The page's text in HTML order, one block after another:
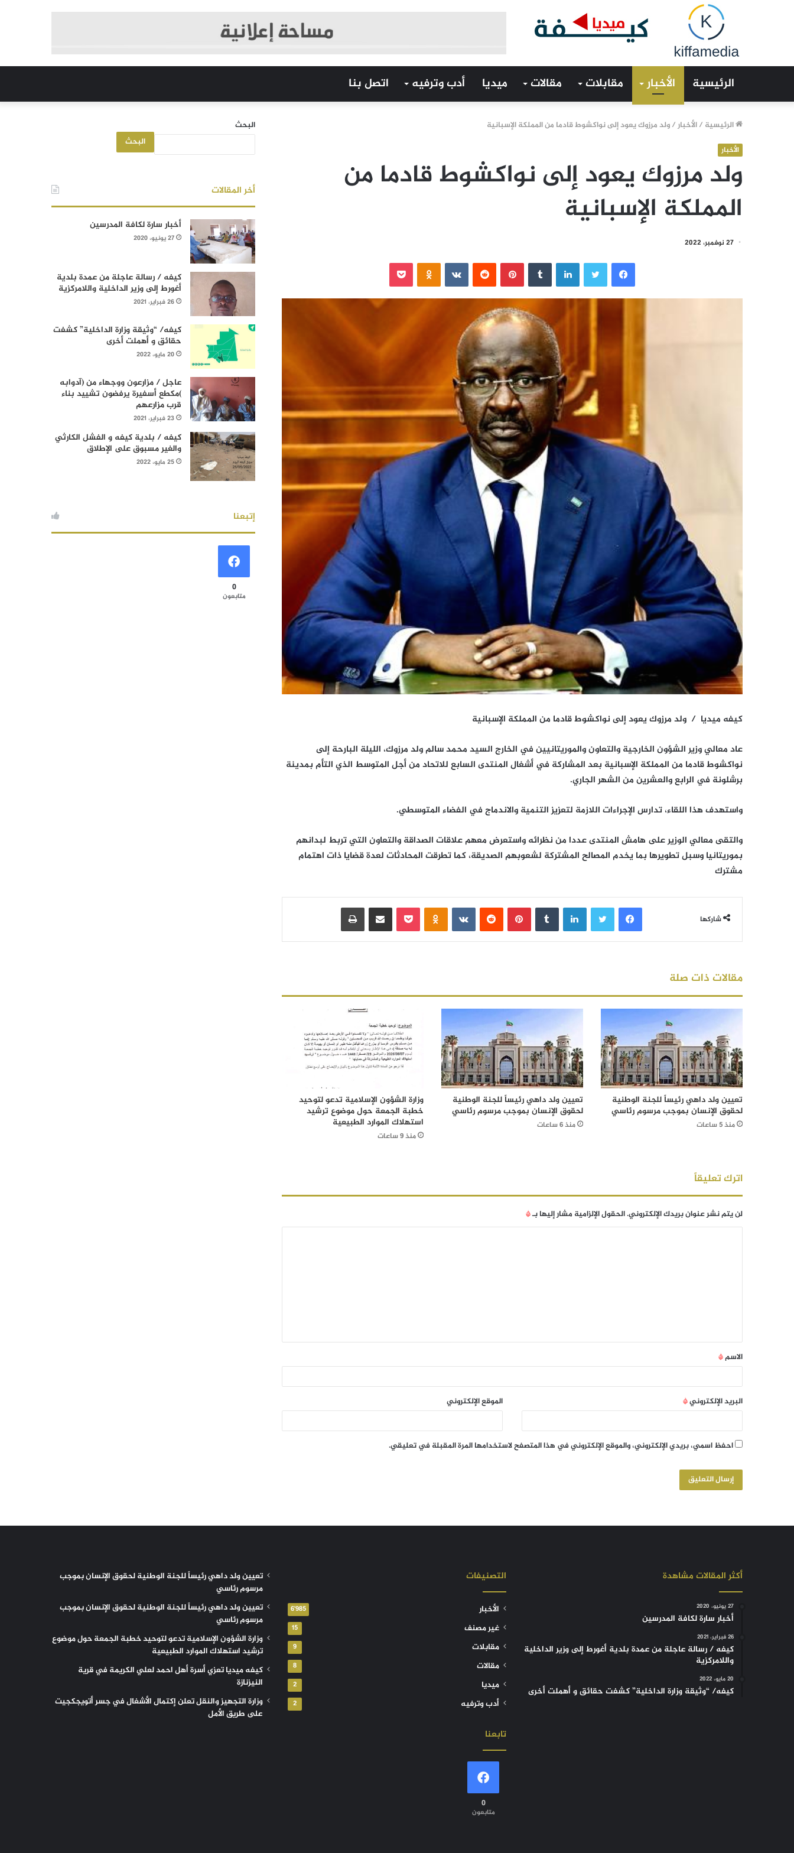
الرئيسية الأخبار مقابلات مقالات ميديا أدب وترفيه اتصل بنا
الرئيسية /الأخبار/ولد مرزوك يعود إلى نواكشوط قادما من المملكة الإسبانية
الأخبار
ولد مرزوك يعود إلى نواكشوط قادما من
المملكة الإسبانية
27 نوفمبر، 2022
فيسبوك لينكدإن بينتيريست
كيفه ميديا / ولد مرزوك يعود إلى نواكشوط قادما من المملكة الإسبانية
عاد معالي وزير الشؤون الخارجية والتعاون والموريتانيين في الخارج السيد محمد سالم ولد مرزوك، الليلة البارحة إلى
نواكشوط قادما من المملكة الإسبانية بعد المشاركة في أشغال المنتدى السابع للاتحاد من أجل المتوسط الذي التأم بمدينة
برشلونة في الرابع والعشرين من الشهر الجاري.
واستهدف هذا اللقاء، تدارس الإجراءات اللازمة لتعزيز التنمية والاندماج في الفضاء المتوسطي.
والتقى معالي الوزير على هامش المنتدى عددا من نظرائه واستعرض معهم علاقات الصداقة والتعاون التي تربط لبدانهم
بموريتانيا وسبل تطويرها بما يخدم المصالح المشتركة لشعوبهم الصديقة، كما تطرقت المحادثات لعدة قضايا ذات اهتمام
مشترك
شاركها
فيسبوك لينكدإن بينتيريست بوكيت مشاركة عبر البريد
مقالات ذات صلة
تعيين ولد داهي رئيساً للجنة الوطنية
لحقوق الإنسان بموجب مرسوم رئاسي
منذ 5 ساعات
تعيين ولد داهي رئيساً للجنة الوطنية
لحقوق الإنسان بموجب مرسوم رئاسي
منذ 6 ساعات
وزارة الشؤون الإسلامية تدعو لتوحيد
خطبة الجمعة حول موضوع ترشيد
استهلاك الموارد الطبيعية
منذ 9 ساعات
اترك تعليقاً
لن يتم نشر عنوان بريدك الإلكتروني.الحقول الإلزامية مشار إليها بـ*
الاسم*
البريد الإلكتروني* الموقع الإلكتروني
احفظ اسمي، بريدي الإلكتروني، والموقع الإلكتروني في هذا المتصفح لاستخدامها المرة المقبلة في تعليقي.
البحث
البحث
أخر المقالات
أخبار سارة لكافة المدرسين
27 يونيو، 2020
كيفه / رسالة عاجلة من عمدة بلدية
أغورط إلى وزير الداخلية واللامركزية
26 فبراير، 2021
كيفه/ “وثيقة وزارة الداخلية” كشفت
حقائق و أهملت أخرى
20 مايو، 2022
عاجل / مزارعون ووجهاء من (آدوابه
)مكطع أسفيرة يرفضون تشييد بناء
قرب مزارعهم
23 فبراير، 2021
كيفه / بلدية كيفه و الفشل الكارثي
والغير مسبوق على الإطلاق
25 مايو، 2022
إتبعنا
0
متابعون
أكثر المقالات مشاهدة
27 يونيو، 2020
أخبار سارة لكافة المدرسين
26 فبراير، 2021
كيفه / رسالة عاجلة من عمدة بلدية أغورط إلى وزير الداخلية
واللامركزية
20 مايو، 2022
كيفه/ “وثيقة وزارة الداخلية” كشفت حقائق و أهملت أخرى
التصنيفات
الأخبار 6٬985
غير مصنف 15
مقابلات 9
مقالات 8
ميديا 2
أدب وترفيه 2
تابعنا
0
متابعون
تعيين ولد داهي رئيساً للجنة الوطنية لحقوق الإنسان بموجب
مرسوم رئاسي
تعيين ولد داهي رئيساً للجنة الوطنية لحقوق الإنسان بموجب
مرسوم رئاسي
وزارة الشؤون الإسلامية تدعو لتوحيد خطبة الجمعة حول موضوع
ترشيد استهلاك الموارد الطبيعية
كيفه ميديا تعزي أسرة أهل احمد لعلي الكريمة في قرية
النيزنازة
وزارة التجهيز والنقل تعلن إكتمال الأشغال في جسر أتويجكجيت
على طريق الأمل